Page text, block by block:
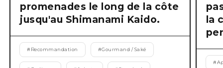
promenades le long de la côte
jusqu'au Shimanami Kaido.
# Recommandation #Gourmand / Saké
la
#